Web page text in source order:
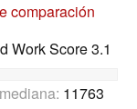
comparación
Work Score 3.1
11763